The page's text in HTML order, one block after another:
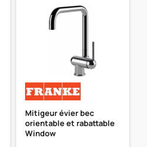
Mitigeur évier bec
orientable et rabattable
Window